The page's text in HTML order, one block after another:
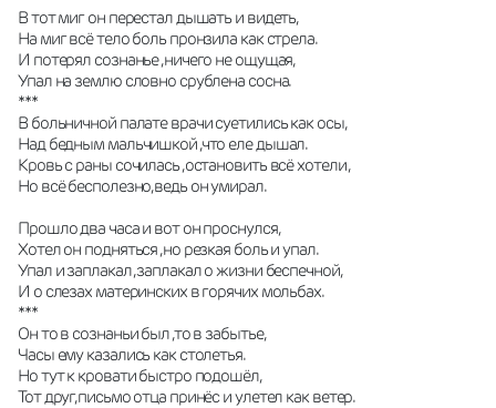
В тот миг он перестал дышать и видеть,
На миг всё тело боль пронзила как стрела.
И потерял сознанье ,ничего не ощущая,
Упал на землю словно срублена сосна.
***
В больничной палате врачи суетились как осы,
Над бедным мальчишкой ,что еле дышал.
Кровь с раны сочилась ,остановить всё хотели ,
Но всё бесполезно,ведь он умирал.
Прошло два часа и вот он проснулся,
Хотел он подняться ,но резкая боль и упал.
Упал и заплакал ,заплакал о жизни беспечной,
И о слезах материнских в горячих мольбах.
***
Он то в сознаньи был ,то в забытье,
Часы ему казались как столетья.
Но тут к кровати быстро подошёл,
Тот друг,письмо отца принёс и улетел как ветер.